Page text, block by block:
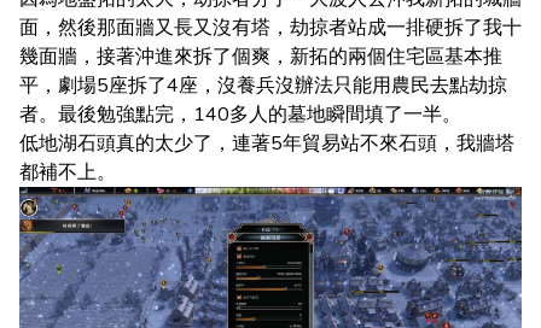
面，然後那面牆又長又沒有塔，劫掠者站成一排硬拆了我十
幾面牆，接著沖進來拆了個爽，新拓的兩個住宅區基本推
平，劇場5座拆了4座，沒養兵沒辦法只能用農民去點劫掠
者。最後勉強點完，140多人的墓地瞬間填了一半。
低地湖石頭真的太少了，連著5年貿易站不來石頭，我牆塔
都補不上。